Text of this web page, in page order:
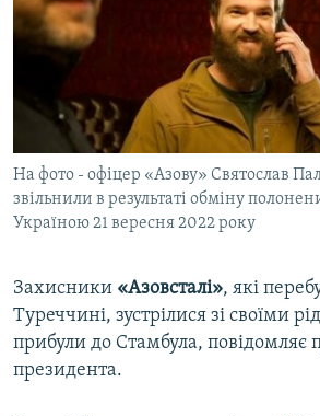
ДЕПОРТАЦІЯ
СВІДЧЕННЯ ОКУПАЦІЇ
УКРАЇНСЬКА ПРОБЛЕМА КРИМУ
ІНФОГРАФІКА
ЯК ОБІЙТИ БЛОКУВАННЯ
Qırımtatar
ДОЛУЧАЙСЯ!
Усі сайти RFE/RL
На фото - офіцер «Азову» Святослав
звільнили в результаті обміну
Україною 21 вересня 2022 року
Захисники «Азовсталі», які
Туреччині, зустрілися зі своїми
прибули до Стамбула, повідомляє
президента.